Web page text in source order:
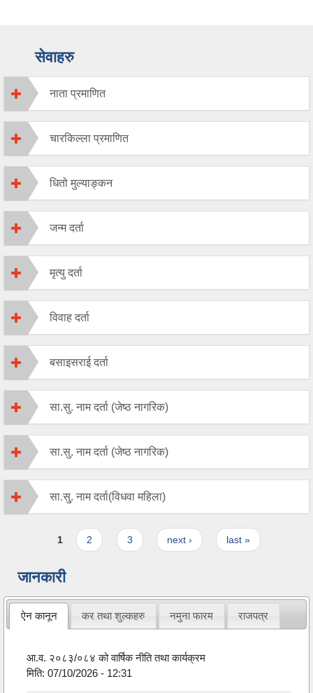
सेवाहरु
नाता प्रमाणित
चारकिल्ला प्रमाणित
धितो मुल्याङ्कन
जन्म दर्ता
मृत्यु दर्ता
विवाह दर्ता
बसाइसराई दर्ता
सा.सु. नाम दर्ता (जेष्ठ नागरिक)
सा.सु. नाम दर्ता (जेष्ठ नागरिक)
सा.सु्. नाम दर्ता(विधवा महिला)
Pages
1 2 3 next › last »
जानकारी
ऐन कानून कर तथा शुल्कहरु नमुना फारम राजपत्र
आ.व. २०८३/०८४ को वार्षिक नीति तथा कार्यक्रम
मिति:07/10/2026 - 12:31